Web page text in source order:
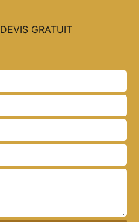
DEVIS GRATUIT